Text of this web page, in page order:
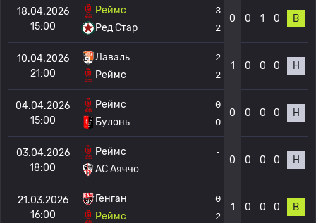
18.04.2026
15:00
Реймс
Ред Стар
3
2
0 0 1 0 В
10.04.2026
21:00
Лаваль
Реймс
2
2
1 0 0 0 Н
04.04.2026
15:00
Реймс
Булонь
0
0
0 0 0 0 Н
03.04.2026
18:00
Реймс
AC Аяччо
-
-
0 0 0 0 Н
21.03.2026
16:00
Генган
Реймс
0
2
1 0 0 0 В